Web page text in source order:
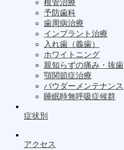
根管治療
予防歯科
歯周病治療
インプラント治療
入れ歯（義歯）
ホワイトニング
親知らずの痛み・抜歯
顎関節症治療
パウダーメンテナンス
睡眠時無呼吸症候群
症状別
アクセス